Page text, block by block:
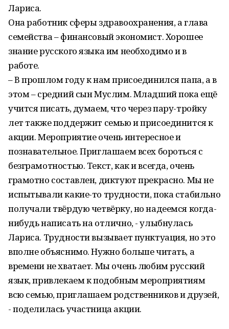
Лариса.
Она работник сферы здравоохранения, а глава
семейства – финансовый экономист. Хорошее
знание русского языка им необходимо и в
работе.
– В прошлом году к нам присоединился папа, а в
этом – средний сын Муслим. Младший пока ещё
учится писать, думаем, что через пару-тройку
лет также поддержит семью и присоединится к
акции. Мероприятие очень интересное и
познавательное. Приглашаем всех бороться с
безграмотностью. Текст, как и всегда, очень
грамотно составлен, диктуют прекрасно. Мы не
испытывали какие-то трудности, пока стабильно
получали твёрдую четвёрку, но надеемся когда-
нибудь написать на отлично, - улыбнулась
Лариса. Трудности вызывает пунктуация, но это
вполне объяснимо. Нужно больше читать, а
времени не хватает. Мы очень любим русский
язык, привлекаем к подобным мероприятиям
всю семью, приглашаем родственников и друзей,
- поделилась участница акции.